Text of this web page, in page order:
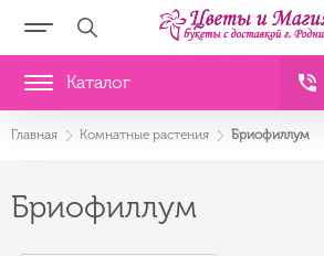
Каталог
Главная Комнатные растения Бриофиллум
Бриофиллум